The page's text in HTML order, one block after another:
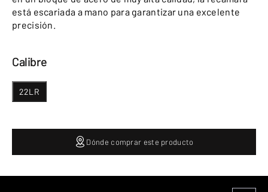
está escariada a mano para garantizar una excelente
precisión.
Calibre
22LR
Dónde comprar este producto